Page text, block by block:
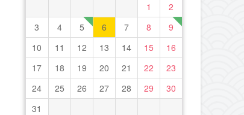
1
2
3
4 5 6 7 8
9
10
11 12 13 14 15
16
17
18 19 20 21 22
23
24
25 26 27 28 29
30
31